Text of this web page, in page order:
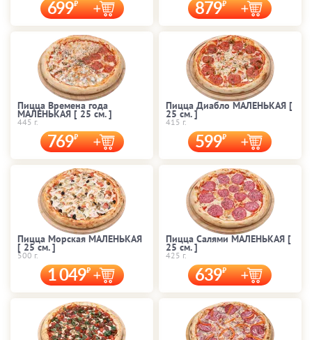
699 879
Пицца Времена года
МАЛЕНЬКАЯ [ 25 cм. ]
445 г.
769
Пицца Диабло МАЛЕНЬКАЯ [
25 cм. ]
415 г.
599
Пицца Морская МАЛЕНЬКАЯ
[ 25 cм. ]
500 г.
1 049
Пицца Салями МАЛЕНЬКАЯ [
25 cм. ]
425 г.
639